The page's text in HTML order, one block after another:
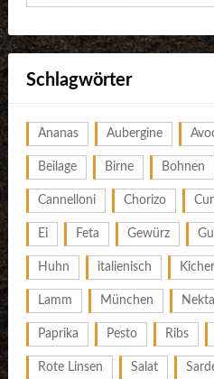
Schlagwörter
Ananas Aubergine
Beilage Birne Bohnen
Cannelloni Chorizo
Ei Feta Gewürz
Huhn italienisch
Lamm München
Paprika Pesto Ribs
Rote Linsen Salat